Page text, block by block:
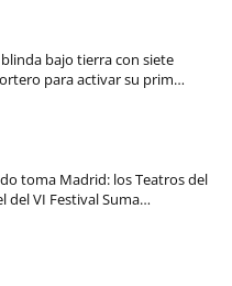
bajo tierra con siete
para activar su prim…
toma Madrid: los Teatros del
del VI Festival Suma…